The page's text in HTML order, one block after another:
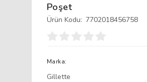
Poşet
Ürün Kodu: 7702018456758
Marka:
Gillette